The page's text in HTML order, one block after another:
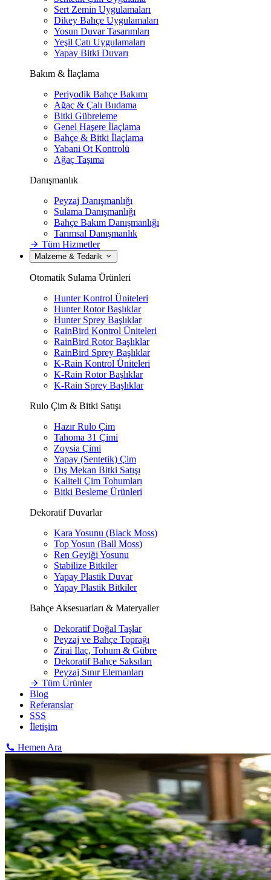
Sert Zemin Uygulamaları
Dikey Bahçe Uygulamaları
Yosun Duvar Tasarımları
Yeşil Çatı Uygulamaları
Yapay Bitki Duvarı
Bakım & İlaçlama
Periyodik Bahçe Bakımı
Ağaç & Çalı Budama
Bitki Gübreleme
Genel Haşere İlaçlama
Bahçe & Bitki İlaçlama
Yabani Ot Kontrolü
Ağaç Taşıma
Danışmanlık
Peyzaj Danışmanlığı
Sulama Danışmanlığı
Bahçe Bakım Danışmanlığı
Tarımsal Danışmanlık
Tüm Hizmetler
Malzeme & Tedarik
Otomatik Sulama Ürünleri
Hunter Kontrol Üniteleri
Hunter Rotor Başlıklar
Hunter Sprey Başlıklar
RainBird Kontrol Üniteleri
RainBird Rotor Başlıklar
RainBird Sprey Başlıklar
K-Rain Kontrol Üniteleri
K-Rain Rotor Başlıklar
K-Rain Sprey Başlıklar
Rulo Çim & Bitki Satışı
Hazır Rulo Çim
Tahoma 31 Çimi
Zoysia Çimi
Yapay (Sentetik) Çim
Dış Mekan Bitki Satışı
Kaliteli Çim Tohumları
Bitki Besleme Ürünleri
Dekoratif Duvarlar
Kara Yosunu (Black Moss)
Top Yosun (Ball Moss)
Ren Geyiği Yosunu
Stabilize Bitkiler
Yapay Plastik Duvar
Yapay Plastik Bitkiler
Bahçe Aksesuarları & Materyaller
Dekoratif Doğal Taşlar
Peyzaj ve Bahçe Toprağı
Zirai İlaç, Tohum & Gübre
Dekoratif Bahçe Saksıları
Peyzaj Sınır Elemanları
Tüm Ürünler
Blog
Referanslar
SSS
İletişim
Hemen Ara